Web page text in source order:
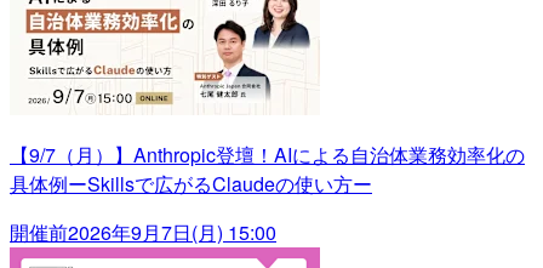
【9/7（月）】Anthropic登壇！AIによる自治体業務効率化の
具体例ーSkillsで広がるClaudeの使い方ー
開催前2026年9月7日(月) 15:00